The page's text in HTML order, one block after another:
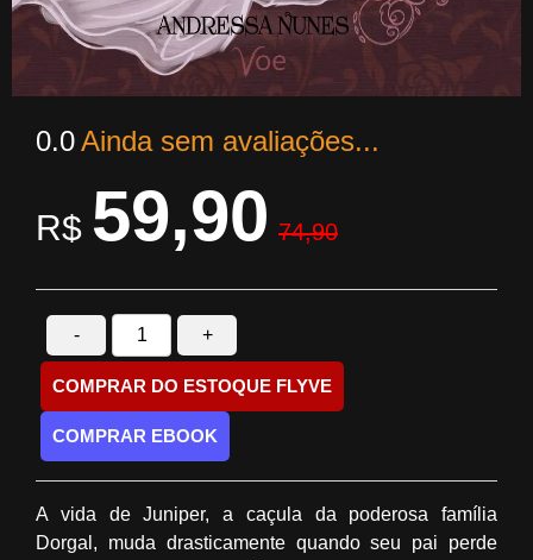
0.0Ainda sem avaliações...
R$ 59,90 74,90
- +
COMPRAR DO ESTOQUE FLYVE
COMPRAR EBOOK
A vida de Juniper, a caçula da poderosa família
Dorgal, muda drasticamente quando seu pai perde